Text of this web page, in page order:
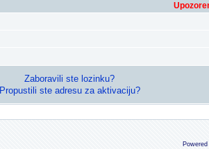
Zaboravili ste lozinku?
Propustili ste adresu za aktivaciju?